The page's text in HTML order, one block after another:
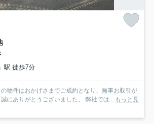
駅 徒歩7分
の物件はおかげさまでご成約となり、無事お取引が
にありがとうございました。 弊社では... もっと見